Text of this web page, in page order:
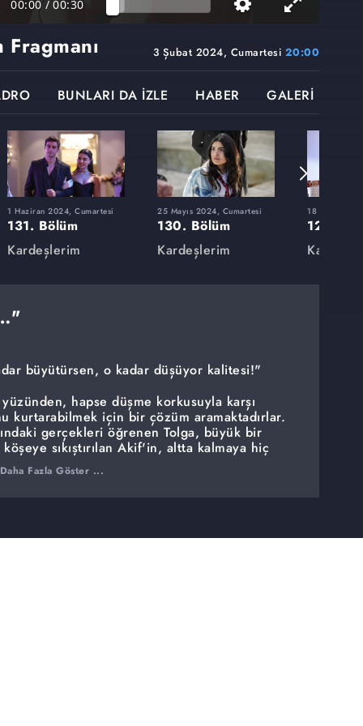
00:00 / 00:30
3 Şubat 2024, Cumartesi 20:00
BUNLARI DA İZLE HABER GALERİ
1 Haziran 2024, Cumartesi
131. Bölüm
Kardeşlerim
25 Mayıs 2024, Cumartesi
130. Bölüm
Kardeşlerim
18 Mayıs
129.
büyütürsen, o kadar düşüyor kalitesi!"
hapse düşme korkusuyla karşı
kurtarabilmek için bir çözüm aramaktadırlar.
gerçekleri öğrenen Tolga, büyük bir
sıkıştırılan Akif'in, altta kalmaya hiç
şaşırtıcı karar sonucunda, evin
canla başla çalışmaya başlarlar. Berk ile
Daha Fazla Göster ...